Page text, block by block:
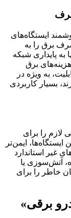
ایستگاه‌های
برق را به
به پایداری شبکه
برق
به ویژه در
بسیار کاربردی
لازم را برای
ایمن‌تر
غیر استاندارد
آتش‌سوزی یا
خاطر را برای
برقی»